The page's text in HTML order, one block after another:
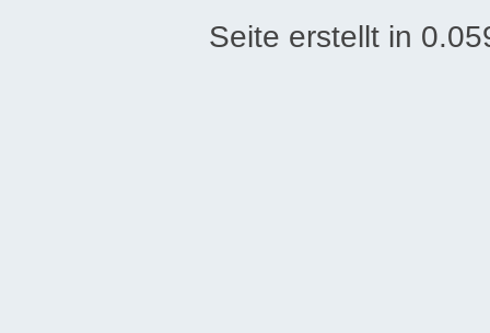
Seite erstellt in